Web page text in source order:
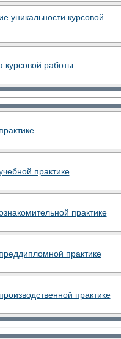
уникальности курсовой
курсовой работы
практике
практике
практике
практике